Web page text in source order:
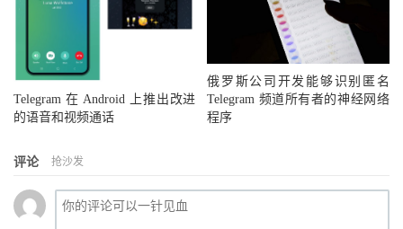
Telegram 在 Android 上推出改进
的语音和视频通话
俄罗斯公司开发能够识别匿名
Telegram 频道所有者的神经网络
程序
评论 抢沙发